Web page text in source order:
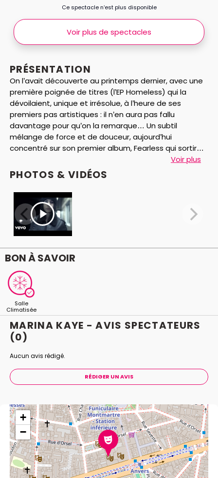
PRÉSENTATION
On l’avait découverte au printemps dernier, avec une
première poignée de titres (l’EP Homeless) qui la
dévoilaient, unique et irrésolue, à l’heure de ses
premiers pas artistiques : il n’en aura pas fallu
davantage pour qu’on la remarque… Un subtil
mélange de force et de douceur, aujourd’hui
concentré sur son premier album, Fearless qui sortira
Les reports et les
annulations ne sont pas autorisés pour ce
Voir plus
Ce spectacle n’est plus disponible
Voir plus de spectacles
PHOTOS & VIDÉOS
BON À SAVOIR
Salle
Climatisée
MARINA KAYE - AVIS SPECTATEURS
(0)
Aucun avis rédigé.
RÉDIGER UN AVIS
+
−